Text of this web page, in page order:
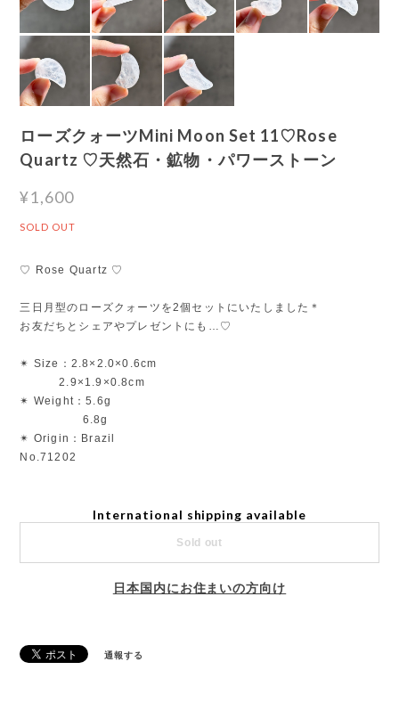
ローズクォーツMini Moon Set 11♡Rose
Quartz ♡天然石・鉱物・パワーストーン
¥1,600
SOLD OUT
♡ Rose Quartz ♡
三日月型のローズクォーツを2個セットにいたしました＊
お友だちとシェアやプレゼントにも…♡
✴︎ Size：2.8×2.0×0.6cm
2.9×1.9×0.8cm
✴︎ Weight：5.6g
6.8g
✴︎ Origin：Brazil
No.71202
International shipping available
Sold out
日本国内にお住まいの方向け
通報する